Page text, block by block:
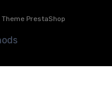
Theme PrestaShop